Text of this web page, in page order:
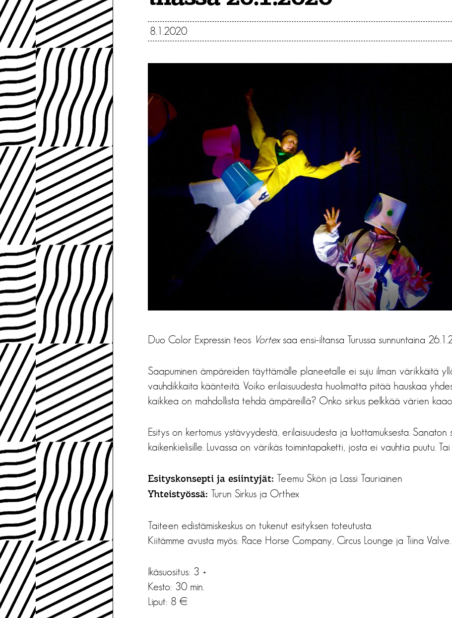
8.1.2020
Duo Color Expressin teos Vortexsaa ensi-iltansa Turussa sunnuntaina
Saapuminen ämpäreiden täyttämälle planeetalle ei suju ilman värikkäitä
vauhdikkaita käänteitä. Voiko erilaisuudesta huolimatta pitää hauskaa
kaikkea on mahdollista tehdä ämpäreillä? Onko sirkus pelkkää värien
Esitys on kertomus ystävyydestä, erilaisuudesta ja luottamuksesta. Sanaton
kaikenkielisille. Luvassa on värikäs toimintapaketti, josta ei vauhtia puutu.
Esityskonsepti ja esiintyjät: Teemu Skön ja Lassi Tauriainen
Yhteistyössä: Turun Sirkus ja Orthex
Taiteen edistämiskeskus on tukenut esityksen toteutusta.
Kiitämme avusta myös: Race Horse Company, Circus Lounge ja Tiina Valve.
Ikäsuositus: 3 +
Kesto: 30 min.
Liput: 8 €